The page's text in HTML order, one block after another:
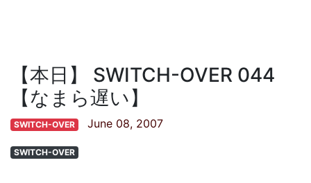
【本日】 SWITCH-OVER 044
【なまら遅い】
SWITCH-OVER June 08, 2007
SWITCH-OVER